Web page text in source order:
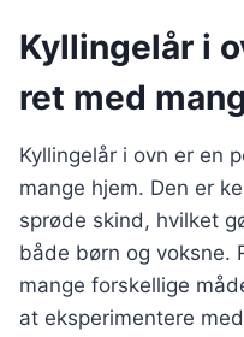
Kyllingelår i
ret med
Kyllingelår i ovn er en
mange hjem. Den er
sprøde skind, hvilket
både børn og voksne.
mange forskellige
at eksperimentere